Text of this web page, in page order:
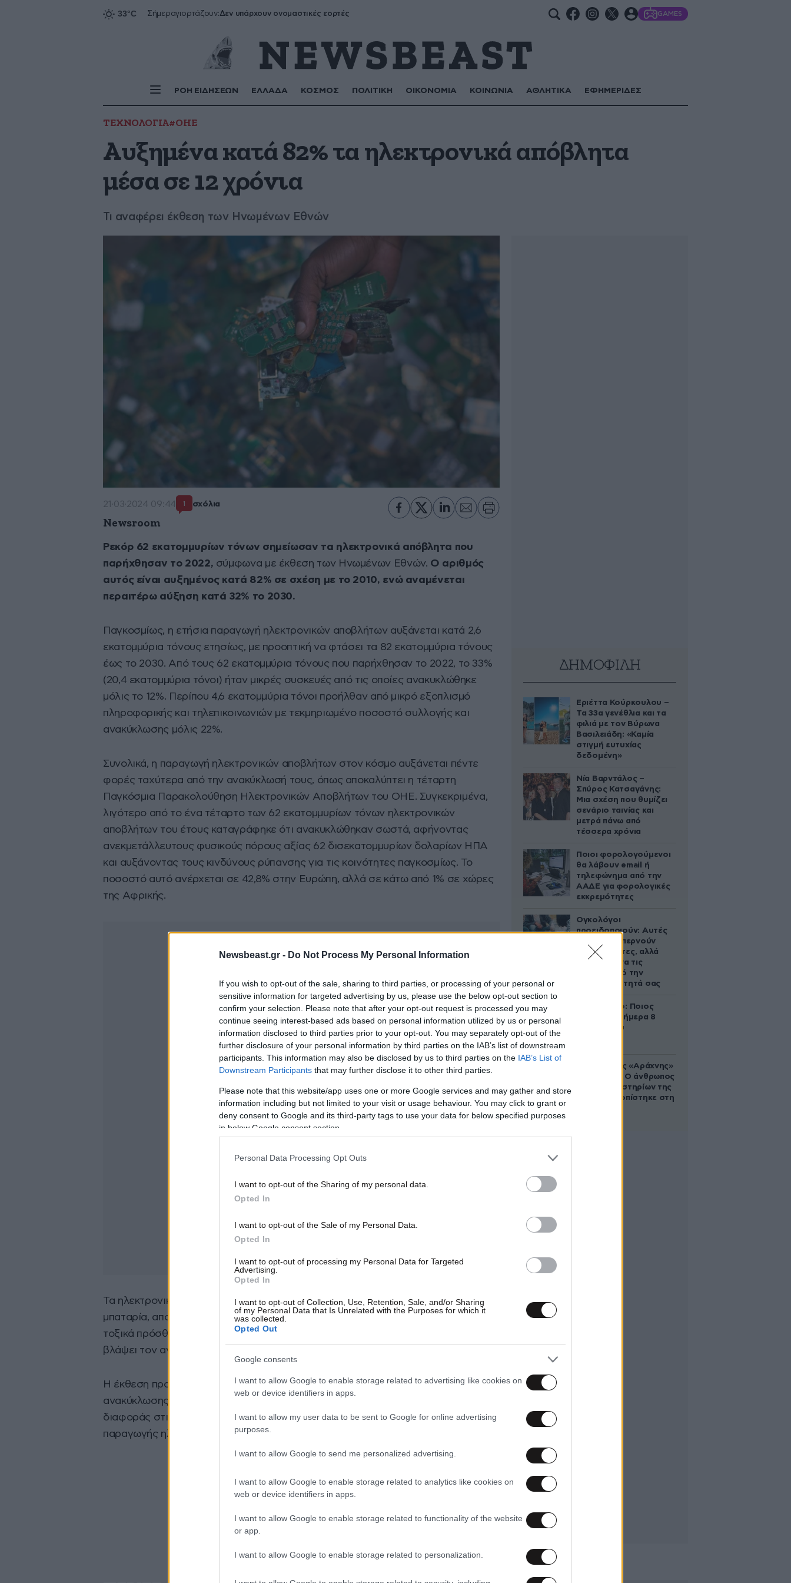
Newsbeast.gr - Do Not Process My Personal Information
If you wish to opt-out of the sale, sharing to third parties, or processing of your personal or
sensitive information for targeted advertising by us, please use the below opt-out section to
confirm your selection. Please note that after your opt-out request is processed you may
continue seeing interest-based ads based on personal information utilized by us or personal
information disclosed to third parties prior to your opt-out. You may separately opt-out of the
further disclosure of your personal information by third parties on the IAB’s list of downstream
participants. This information may also be disclosed by us to third parties on the IAB’s List of
Downstream Participants that may further disclose it to other third parties.
Please note that this website/app uses one or more Google services and may gather and store
information including but not limited to your visit or usage behaviour. You may click to grant or
deny consent to Google and its third-party tags to use your data for below specified purposes
in below Google consent section.
Personal Data Processing Opt Outs
I want to opt-out of the Sharing of my personal data.
Opted In
I want to opt-out of the Sale of my Personal Data.
Opted In
I want to opt-out of processing my Personal Data for Targeted
Advertising.
Opted In
I want to opt-out of Collection, Use, Retention, Sale, and/or Sharing
of my Personal Data that Is Unrelated with the Purposes for which it
was collected.
Opted Out
Google consents
I want to allow Google to enable storage related to advertising like cookies on
web or device identifiers in apps.
I want to allow my user data to be sent to Google for online advertising
purposes.
I want to allow Google to send me personalized advertising.
I want to allow Google to enable storage related to analytics like cookies on
web or device identifiers in apps.
I want to allow Google to enable storage related to functionality of the website
or app.
I want to allow Google to enable storage related to personalization.
Σήμεραγιορτάζουν:Δεν υπάρχουν ονομαστικές εορτές GAMES
ΡΟΗ ΕΙΔΗΣΕΩΝ ΕΛΛΑΔΑ ΚΟΣΜΟΣ ΠΟΛΙΤΙΚΗ ΟΙΚΟΝΟΜΙΑ ΚΟΙΝΩΝΙΑ ΑΘΛΗΤΙΚΑ ΕΦΗΜΕΡΙΔΕΣ
ΤΕΧΝΟΛΟΓΙΑ#ΟΗΕ
Αυξημένα κατά 82% τα ηλεκτρονικά απόβλητα
μέσα σε 12 χρόνια
Τι αναφέρει έκθεση των Ηνωμένων Εθνών
21·03·2024 09:44 1 σχόλια
Newsroom
Ρεκόρ 62 εκατομμυρίων τόνων σημείωσαν τα ηλεκτρονικά απόβλητα που
παρήχθησαν το 2022, σύμφωνα με έκθεση των Ηνωμένων Εθνών. Ο αριθμός
αυτός είναι αυξημένος κατά 82% σε σχέση με το 2010, ενώ αναμένεται
περαιτέρω αύξηση κατά 32% το 2030.
Παγκοσμίως, η ετήσια παραγωγή ηλεκτρονικών αποβλήτων αυξάνεται κατά 2,6
εκατομμύρια τόνους ετησίως, με προοπτική να φτάσει τα 82 εκατομμύρια τόνους
έως το 2030. Από τους 62 εκατομμύρια τόνους που παρήχθησαν το 2022, το 33%
(20,4 εκατομμύρια τόνοι) ήταν μικρές συσκευές από τις οποίες ανακυκλώθηκε
μόλις το 12%. Περίπου 4,6 εκατομμύρια τόνοι προήλθαν από μικρό εξοπλισμό
πληροφορικής και τηλεπικοινωνιών με τεκμηριωμένο ποσοστό συλλογής και
ανακύκλωσης μόλις 22%.
Συνολικά, η παραγωγή ηλεκτρονικών αποβλήτων στον κόσμο αυξάνεται πέντε
φορές ταχύτερα από την ανακύκλωσή τους, όπως αποκαλύπτει η τέταρτη
Παγκόσμια Παρακολούθηση Ηλεκτρονικών Αποβλήτων του ΟΗΕ. Συγκεκριμένα,
λιγότερο από το ένα τέταρτο των 62 εκατομμυρίων τόνων ηλεκτρονικών
αποβλήτων του έτους καταγράφηκε ότι ανακυκλώθηκαν σωστά, αφήνοντας
ανεκμετάλλευτους φυσικούς πόρους αξίας 62 δισεκατομμυρίων δολαρίων ΗΠΑ
και αυξάνοντας τους κινδύνους ρύπανσης για τις κοινότητες παγκοσμίως. Το
ποσοστό αυτό ανέρχεται σε 42,8% στην Ευρώπη, αλλά σε κάτω από 1% σε χώρες
της Αφρικής.
Τα ηλεκτρονικά απόβλητα, δηλαδή κάθε απορριπτόμενο προϊόν με καλώδιο ή
μπαταρία, αποτελούν κίνδυνο για την υγεία και το περιβάλλον, καθώς περιέχουν
τοξικά πρόσθετα ή επικίνδυνες ουσίες, όπως ο υδράργυρος, που μπορεί να
βλάψει τον ανθρώπινο εγκέφαλο.
Η έκθεση προβλέπει πτώση του τεκμηριωμένου ποσοστού συλλογής και
ανακύκλωσης από 22,3% το 2022 σε 20% έως το 2030, λόγω της διεύρυνσης της
διαφοράς στις προσπάθειες ανακύκλωσης σε σχέση με την τεράστια αύξηση της
παραγωγής ηλεκτρονικών αποβλήτων παγκοσμίως.
ΔΗΜΟΦΙΛΗ
Εριέττα Κούρκουλου –
Τα 33α γενέθλια και τα
φιλιά με τον Βύρωνα
Βασιλειάδη: «Καμία
στιγμή ευτυχίας
δεδομένη»
Νία Βαρντάλος –
Σπύρος Κατσαγάνης:
Μια σχέση που θυμίζει
σενάριο ταινίας και
μετρά πάνω από
τέσσερα χρόνια
Ποιοι φορολογούμενοι
θα λάβουν email ή
τηλεφώνημα από την
ΑΑΔΕ για φορολογικές
εκκρεμότητες
Ογκολόγοι
προειδοποιούν: Αυτές
οι τροφές, περνούν
απαρατήρητες, αλλά
καλό είναι να τις
βγάλετε από την
καθημερινότητά σας
Εορτολόγιο: Ποιος
γιορτάζει σήμερα 8
Αυγούστου
Στα ίχνη της «Αράχνης»
του Άσαντ: Ο άνθρωπος
των βασανιστηρίων της
Συρίας εντοπίστηκε στη